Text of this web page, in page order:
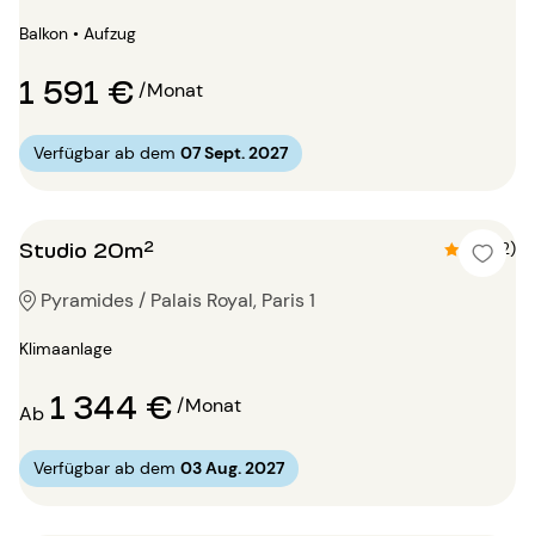
Balkon • Aufzug
1 591 €/Monat
Verfügbar ab dem 07 Sept. 2027
Studio 20m² 4.5 (2)
Pyramides / Palais Royal, Paris 1
Klimaanlage
Ab 1 344 €/Monat
Verfügbar ab dem 03 Aug. 2027